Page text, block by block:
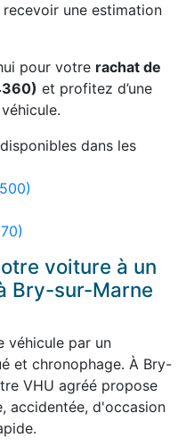
une estimation
pour votre rachat de
et profitez d’une
dans les
voiture à un
Bry-sur-Marne
véhicule par un
et chronophage. À Bry-
VHU agréé propose
accidentée, d'occasion